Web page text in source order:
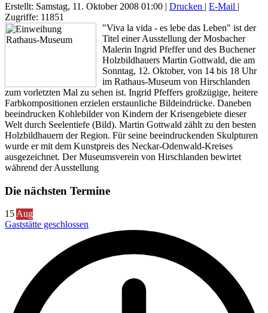
Erstellt: Samstag, 11. Oktober 2008 01:00 | Drucken | E-Mail |
Zugriffe: 11851
"Viva la vida - es lebe das Leben" ist der
Titel einer Ausstellung der Mosbacher
Malerin Ingrid Pfeffer und des Buchener
Holzbildhauers Martin Gottwald, die am
Sonntag, 12. Oktober, von 14 bis 18 Uhr
im Rathaus-Museum von Hirschlanden
zum vorletzten Mal zu sehen ist. Ingrid Pfeffers großzügige, heitere
Farbkompositionen erzielen erstaunliche Bildeindrücke. Daneben
beeindrucken Kohlebilder von Kindern der Krisengebiete dieser
Welt durch Seelentiefe (Bild). Martin Gottwald zählt zu den besten
Holzbildhauern der Region. Für seine beeindruckenden Skulpturen
wurde er mit dem Kunstpreis des Neckar-Odenwald-Kreises
ausgezeichnet. Der Museumsverein von Hirschlanden bewirtet
während der Ausstellung
Die nächsten Termine
15Aug
Gaststätte geschlossen